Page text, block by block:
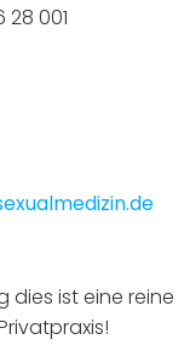
28 001
dies ist eine reine